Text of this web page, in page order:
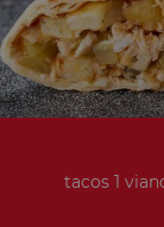
tacos 1